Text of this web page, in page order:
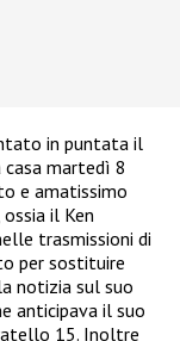
in puntata il
martedì 8
e amatissimo
, ossia il Ken
trasmissioni di
per sostituire
notizia sul suo
anticipava il suo
15. Inoltre